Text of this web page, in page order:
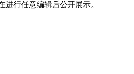
进行任意编辑后公开展示。